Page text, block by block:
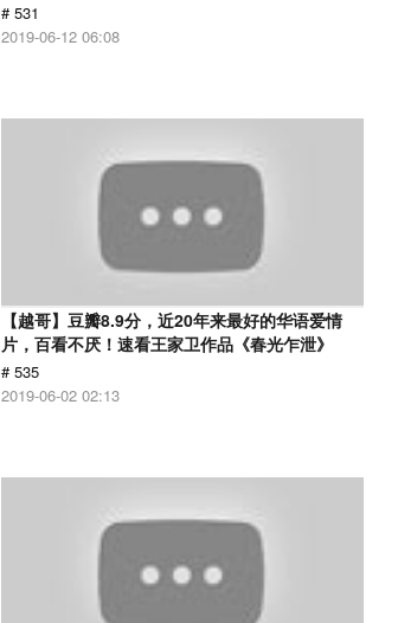
# 531
2019-06-12 06:08
【越哥】豆瓣8.9分，近20年来最好的华语爱情
片，百看不厌！速看王家卫作品《春光乍泄》
# 535
2019-06-02 02:13